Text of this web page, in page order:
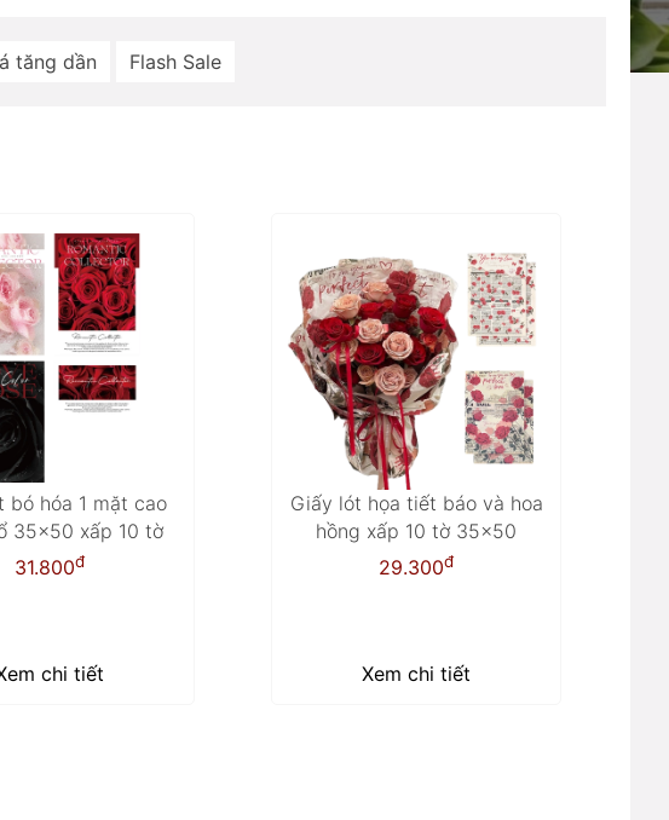
tăng dần Flash Sale
bó hóa 1 mặt cao
35x50 xấp 10 tờ
31.800đ
chi tiết
Giấy lót họa tiết báo và hoa
hồng xấp 10 tờ 35x50
29.300đ
Xem chi tiết